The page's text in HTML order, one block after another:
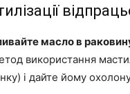
масло в
використання
і дайте йому